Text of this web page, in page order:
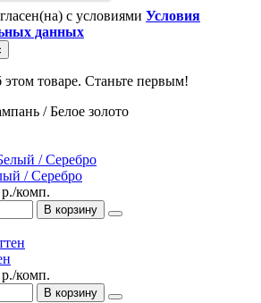
с условиями Условия
данных
товаре. Станьте первым!
/ Белое золото
/ Серебро
комп.
В корзину
комп.
В корзину